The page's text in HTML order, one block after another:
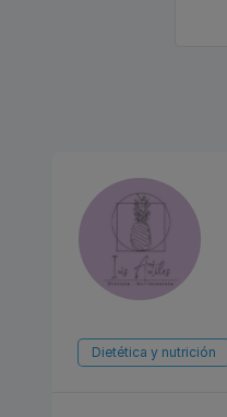
Dietética y nutrición